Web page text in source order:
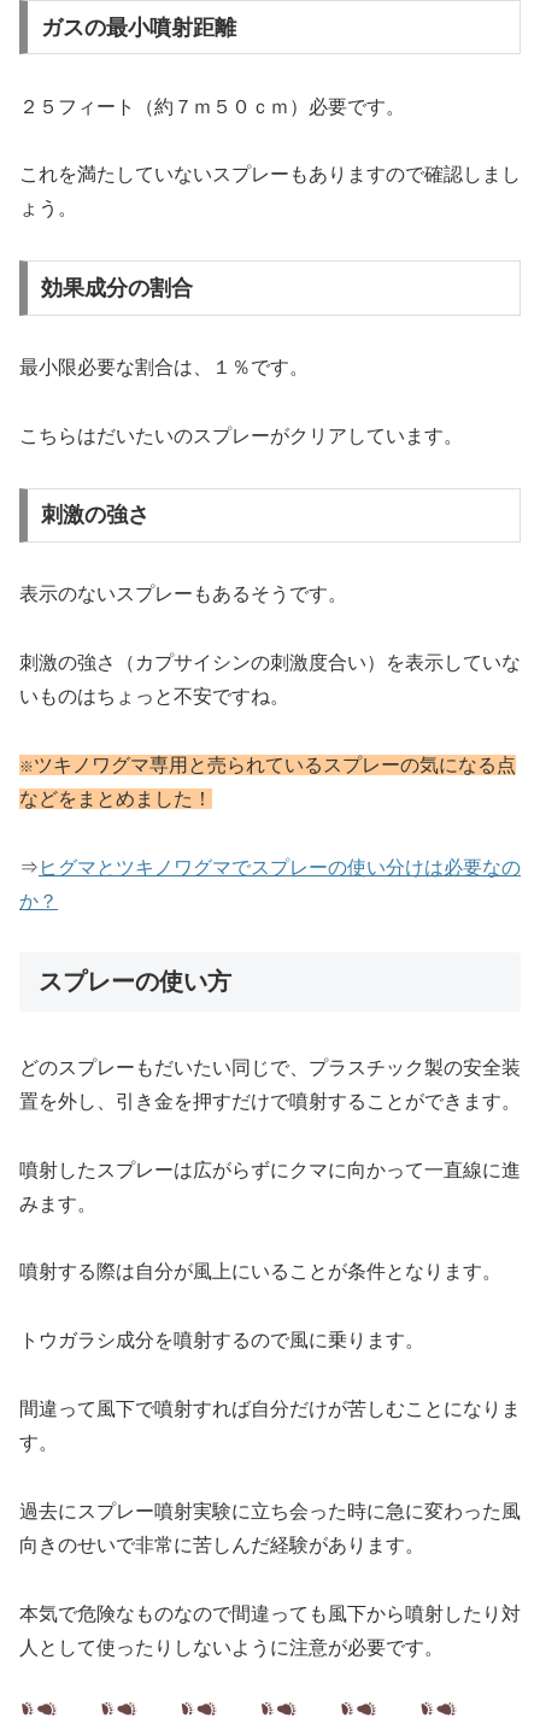
ガスの最小噴射距離
２５フィート（約７ｍ５０ｃｍ）必要です。
これを満たしていないスプレーもありますので確認しまし
ょう。
効果成分の割合
最小限必要な割合は、１％です。
こちらはだいたいのスプレーがクリアしています。
刺激の強さ
表示のないスプレーもあるそうです。
刺激の強さ（カプサイシンの刺激度合い）を表示していな
いものはちょっと不安ですね。
※ツキノワグマ専用と売られているスプレーの気になる点
などをまとめました！
⇒ ヒグマとツキノワグマでスプレーの使い分けは必要なの
か？
スプレーの使い方
どのスプレーもだいたい同じで、プラスチック製の安全装
置を外し、引き金を押すだけで噴射することができます。
噴射したスプレーは広がらずにクマに向かって一直線に進
みます。
噴射する際は自分が風上にいることが条件となります。
トウガラシ成分を噴射するので風に乗ります。
間違って風下で噴射すれば自分だけが苦しむことになりま
す。
過去にスプレー噴射実験に立ち会った時に急に変わった風
向きのせいで非常に苦しんだ経験があります。
本気で危険なものなので間違っても風下から噴射したり対
人として使ったりしないように注意が必要です。